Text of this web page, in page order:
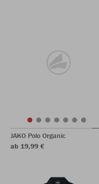
JAKO Polo Organic
ab 19,99 €